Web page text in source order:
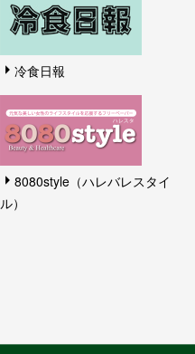
冷食日報
8080style（ハレバレスタイ
ル）